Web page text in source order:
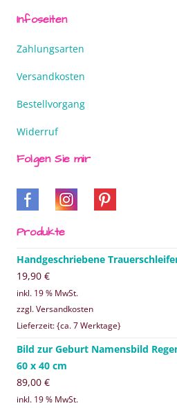
Infoseiten
Zahlungsarten
Versandkosten
Bestellvorgang
Widerruf
Folgen Sie mir
Produkte
Handgeschriebene
19,90 €
inkl. 19 % MwSt.
zzgl. Versandkosten
Lieferzeit: {ca. 7 Werktage}
Bild zur Geburt Namensbild
60 x 40 cm
89,00 €
inkl. 19 % MwSt.